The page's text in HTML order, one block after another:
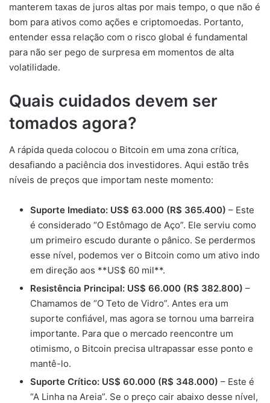
manterem taxas de juros altas por mais tempo, o que não é
bom para ativos como ações e criptomoedas. Portanto,
entender essa relação com o risco global é fundamental
para não ser pego de surpresa em momentos de alta
volatilidade.
Quais cuidados devem ser
tomados agora?
A rápida queda colocou o Bitcoin em uma zona crítica,
desafiando a paciência dos investidores. Aqui estão três
níveis de preços que importam neste momento:
Suporte Imediato: US$ 63.000 (R$ 365.400) – Este
é considerado “O Estômago de Aço”. Ele serviu como
um primeiro escudo durante o pânico. Se perdermos
esse nível, podemos ver o Bitcoin como um ativo indo
em direção aos **US$ 60 mil**.
Resistência Principal: US$ 66.000 (R$ 382.800) –
Chamamos de “O Teto de Vidro”. Antes era um
suporte confiável, mas agora se tornou uma barreira
importante. Para que o mercado reencontre um
otimismo, o Bitcoin precisa ultrapassar esse ponto e
mantê-lo.
Suporte Crítico: US$ 60.000 (R$ 348.000) – Este é
“A Linha na Areia”. Se o preço cair abaixo desse nível,